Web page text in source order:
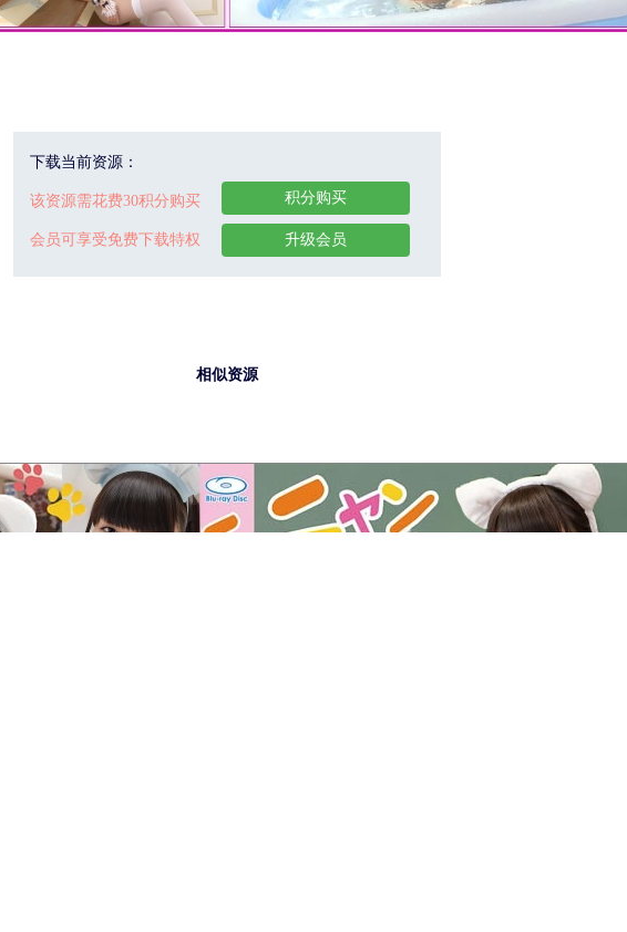
下载当前资源：
该资源需花费30积分购买
会员可享受免费下载特权
积分购买
升级会员
相似资源